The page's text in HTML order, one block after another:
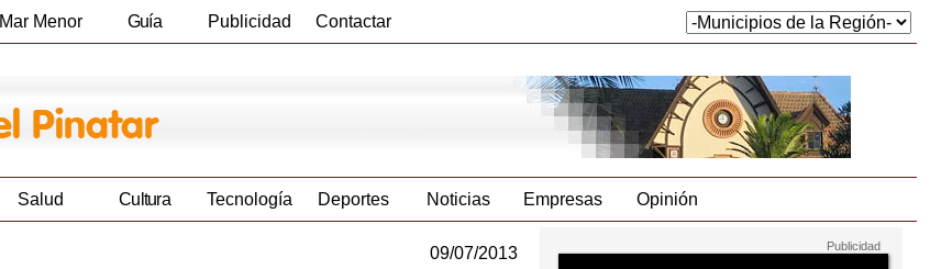
Mar Menor Guía Publicidad Contactar
Salud Cultura Tecnología Deportes Noticias Empresas Opinión
09/07/2013